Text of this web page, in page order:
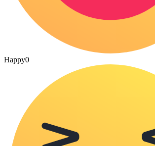
Happy0